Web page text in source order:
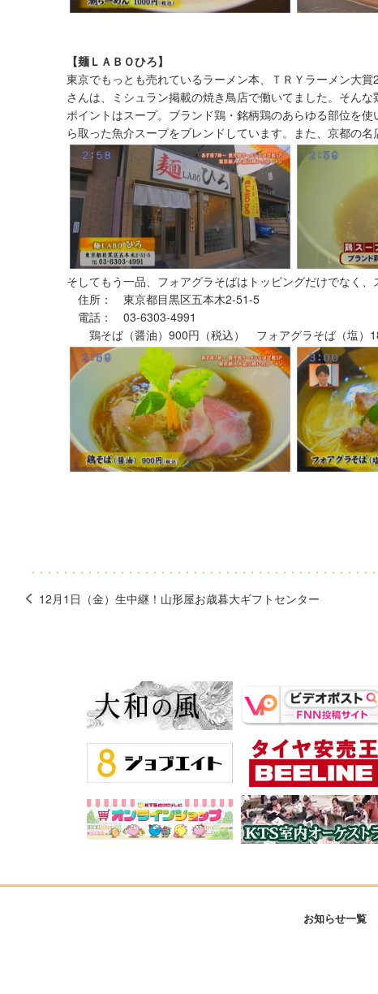
【麺ＬＡＢＯひろ】
東京でもっとも売れているラーメン本、ＴＲＹラーメン大
さんは、ミシュラン掲載の焼き鳥店で働いてました。そん
ポイントはスープ。ブランド鶏・銘柄鶏のあらゆる部位を
ら取った魚介スープをブレンドしています。また、京都の
そしてもう一品、フォアグラそばはトッピングだけでなく
住所： 東京都目黒区五本木2-51-5
電話： 03-6303-4991
鶏そば（醤油）900円（税込） フォアグラそば（塩）
12月1日（金）生中継！山形屋お歳暮大ギフトセンター
お知らせ一覧